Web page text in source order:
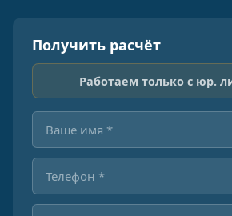
Получить расчёт
Работаем только с юр.